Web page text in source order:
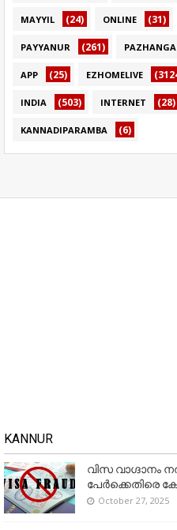
MAYYIL (24) ONLINE (31)
PAYYANUR (261)
APP (25) EZHOMELIVE
INDIA (503) INTERNET (28)
KANNADIPARAMBA (6)
KANNUR
വിസ വാഗ്ദാനം
പേർക്കെതിരെ
October 27, 2025